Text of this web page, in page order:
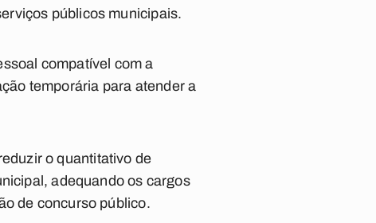
públicos municipais.
compatível com a
temporária para atender a
o quantitativo de
adequando os cargos
de concurso público.